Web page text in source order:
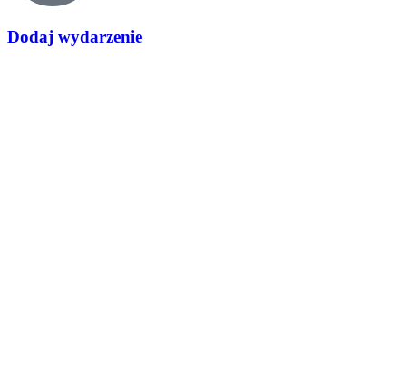
Dodaj wydarzenie